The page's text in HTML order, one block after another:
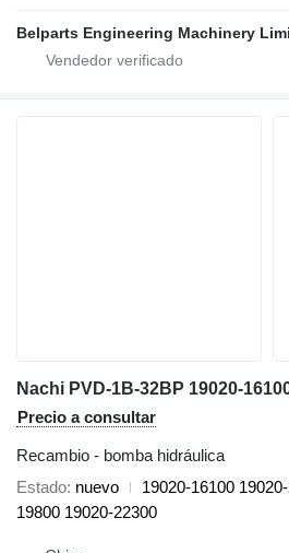
Belparts Engineering Machinery
Precio a consultar
Recambio - bomba hidráulica
Estado nuevo
19020-16100
19800 19020-22300